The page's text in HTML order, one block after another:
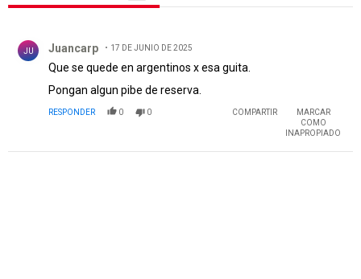
JU Juancarp 17 DE JUNIO DE 2025
Que se quede en argentinos x esa guita.
Pongan algun pibe de reserva.
RESPONDER 0 0 COMPARTIR
MARCAR
COMO
INAPROPIADO